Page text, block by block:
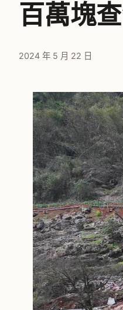
百萬塊
2024 年 5 月 22 日